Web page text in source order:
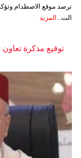
ترصد موقع الاصطدام
الت... المزيد
توقيع مذكرة تعاون